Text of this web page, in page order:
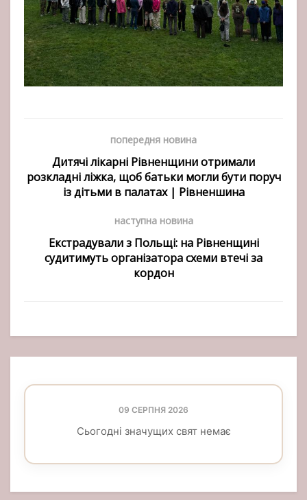
попередня новина
Дитячі лікарні Рівненщини отримали
розкладні ліжка, щоб батьки могли бути поруч
із дітьми в палатах | Рівненшина
наступна новина
Екстрадували з Польщі: на Рівненщині
судитимуть організатора схеми втечі за
кордон
09 СЕРПНЯ 2026
Сьогодні значущих свят немає